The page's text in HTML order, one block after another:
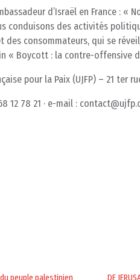
d’Israël en France :
conduisons des activités
des consommateurs, qui se
« Boycott : la contre-offensive
pour la Paix (UJFP) – 21 ter
12 78 21 · e-mail :